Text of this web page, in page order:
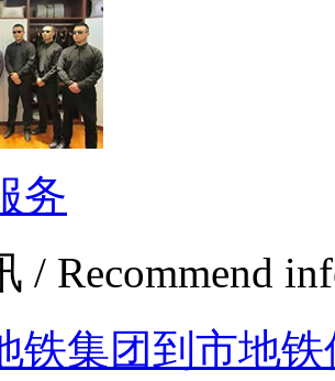
务
/ Recommend
铁集团到市地